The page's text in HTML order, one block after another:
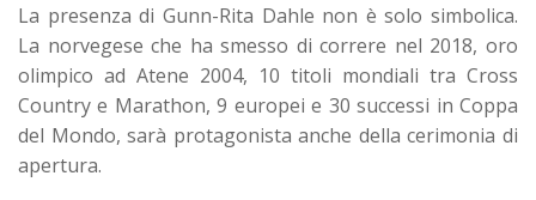
La presenza di Gunn-Rita Dahle non è solo simbolica.
La norvegese che ha smesso di correre nel 2018, oro
olimpico ad Atene 2004, 10 titoli mondiali tra Cross
Country e Marathon, 9 europei e 30 successi in Coppa
del Mondo, sarà protagonista anche della cerimonia di
apertura.